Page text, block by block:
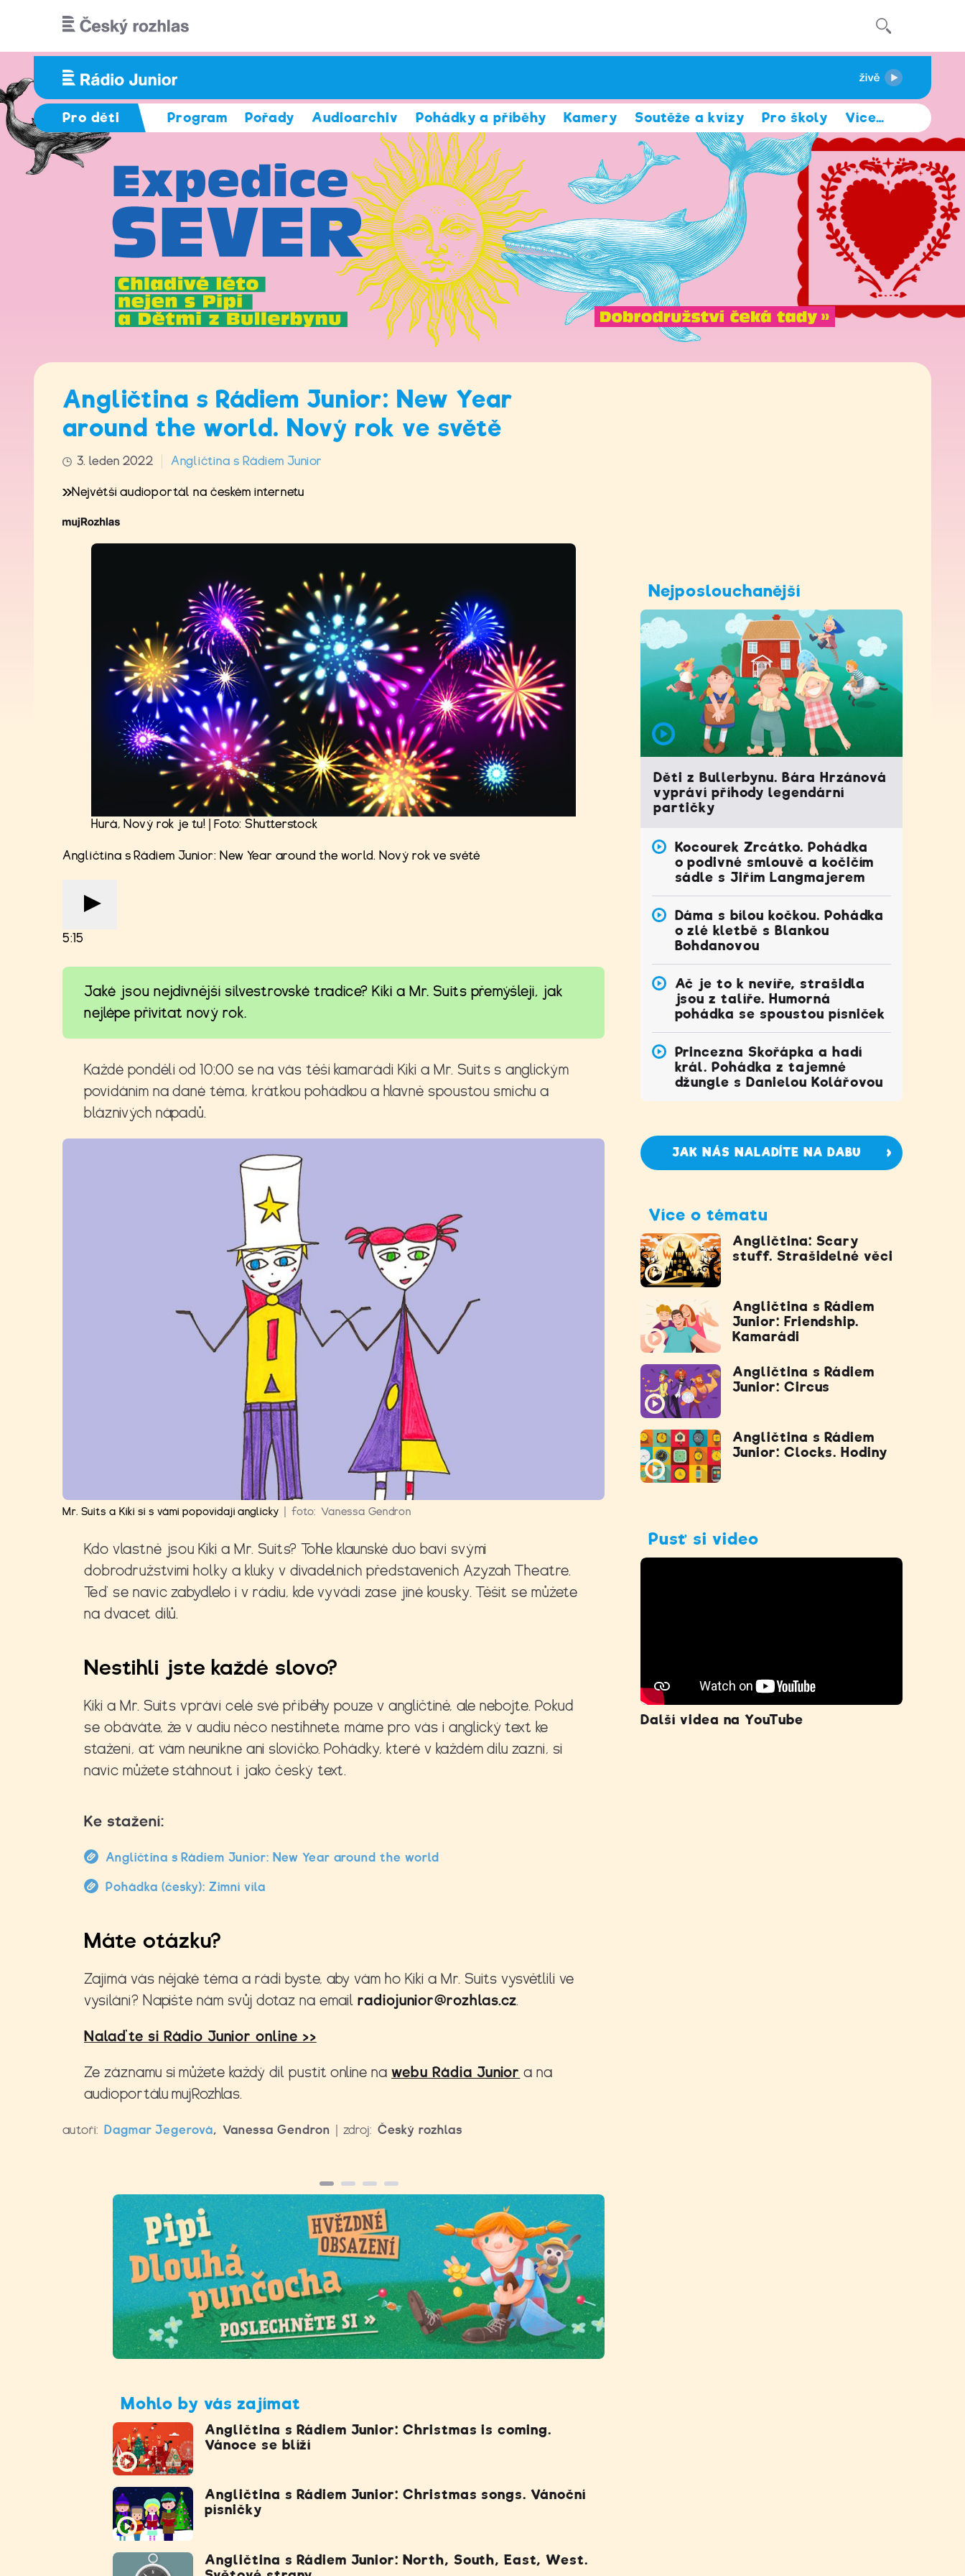
Pro děti Program Pořady Audioarchiv Pohádky a příběhy Kamery Soutěže a kvízy Pro školy Více…
Angličtina s Rádiem Junior: New Year
around the world. Nový rok ve světě
3. leden 2022 Angličtina s Rádiem Junior
Největší audioportál na českém internetu
Hurá, Nový rok je tu! | Foto: Shutterstock
Angličtina s Rádiem Junior: New Year around the world. Nový rok ve světě
5:15
Jaké jsou nejdivnější silvestrovské tradice? Kiki a Mr. Suits přemýšlejí, jak
nejlépe přivítat nový rok.
Každé pondělí od 10:00 se na vás těší kamarádi Kiki a Mr. Suits s anglickým
povídáním na dané téma, krátkou pohádkou a hlavně spoustou smíchu a
bláznivých nápadů.
Mr. Suits a Kiki si s vámi popovídají anglicky foto: Vanessa Gendron
Kdo vlastně jsou Kiki a Mr. Suits? Tohle klaunské duo baví svými
dobrodružstvími holky a kluky v divadelních představeních Azyzah Theatre.
Teď se navíc zabydlelo i v rádiu, kde vyvádí zase jiné kousky. Těšit se můžete
na dvacet dílů.
Nestihli jste každé slovo?
Kiki a Mr. Suits vpráví celé své příběhy pouze v angličtině, ale nebojte. Pokud
se obáváte, že v audiu něco nestihnete, máme pro vás i anglický text ke
stažení, ať vám neunikne ani slovíčko. Pohádky, které v každém dílu zazní, si
navíc můžete stáhnout i jako český text.
Ke stažení:
Angličtina s Rádiem Junior: New Year around the world
Pohádka (česky): Zimní víla
Máte otázku?
Zajímá vás nějaké téma a rádi byste, aby vám ho Kiki a Mr. Suits vysvětlili ve
vysílání? Napište nám svůj dotaz na email radiojunior@rozhlas.cz.
Nalaďte si Rádio Junior online >>
Ze záznamu si můžete každý díl pustit online na webu Rádia Junior a na
audioportálumujRozhlas.
autoři: Dagmar Jegerová, Vanessa Gendron zdroj: Český rozhlas
Mohlo by vás zajímat
Angličtina s Rádiem Junior: Christmas is coming.
Vánoce se blíží
Angličtina s Rádiem Junior: Christmas songs. Vánoční
písničky
Angličtina s Rádiem Junior: North, South, East, West.
Nejposlouchanější
Děti z Bullerbynu. Bára Hrzánová
vypráví příhody legendární
partičky
Kocourek Zrcátko. Pohádka
o podivné smlouvě a kočičím
sádle s Jiřím Langmajerem
Dáma s bílou kočkou. Pohádka
o zlé kletbě s Blankou
Bohdanovou
Ač je to k nevíře, strašidla
jsou z talíře. Humorná
pohádka se spoustou písniček
Princezna Skořápka a hadí
král. Pohádka z tajemné
džungle s Danielou Kolářovou
JAK NÁS NALADÍTE NA DABU
Více o tématu
Angličtina: Scary
stuff. Strašidelné věci
Angličtina s Rádiem
Junior: Friendship.
Kamarádi
Angličtina s Rádiem
Junior: Circus
Angličtina s Rádiem
Junior: Clocks. Hodiny
Pusť si video
Další videa na YouTube